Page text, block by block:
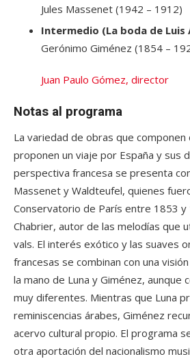
Jules Massenet (1942 – 1912)
Intermedio (La boda de Luis
Gerónimo Giménez (1854 –
Juan Paulo Gómez, director
Notas al programa
La variedad de obras que componen
proponen un viaje por España y sus
perspectiva francesa se presenta
Massenet y Waldteufel, quienes
Conservatorio de París entre 1853 y
Chabrier, autor de las melodías que
vals. El interés exótico y las suaves
francesas se combinan con una
la mano de Luna y Giménez, aunque
muy diferentes. Mientras que Luna
reminiscencias árabes, Giménez
acervo cultural propio. El programa
otra aportación del nacionalismo